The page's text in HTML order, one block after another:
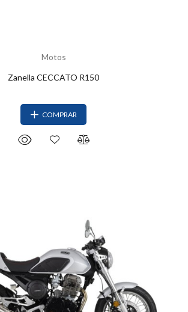
Motos
Zanella CECCATO R150
COMPRAR